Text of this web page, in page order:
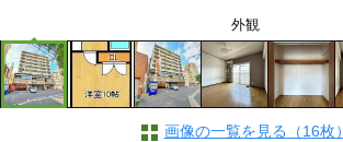
外観
画像の一覧を見る（16枚）